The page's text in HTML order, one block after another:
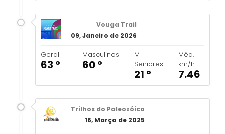
Vouga Trail
09, Janeiro de 2026
Geral
63 º
Masculinos
60 º
M
Seniores
21 º
Méd.
km/h
7.46
Trilhos do Paleozóico
16, Março de 2025